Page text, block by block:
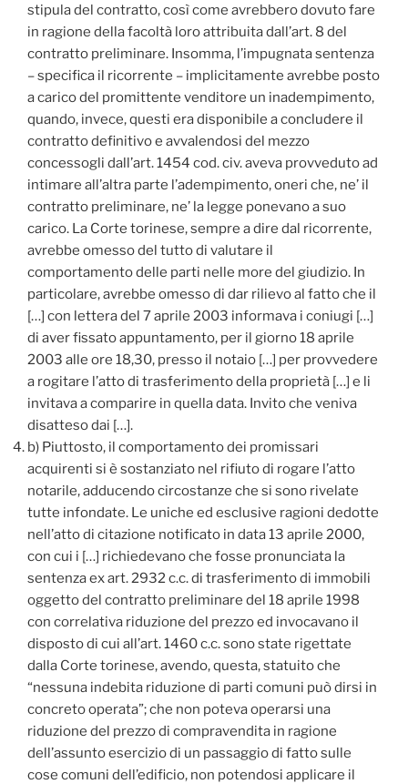
stipula del contratto, così come avrebbero dovuto fare
in ragione della facoltà loro attribuita dall’art. 8 del
contratto preliminare. Insomma, l’impugnata sentenza
– specifica il ricorrente – implicitamente avrebbe posto
a carico del promittente venditore un inadempimento,
quando, invece, questi era disponibile a concludere il
contratto definitivo e avvalendosi del mezzo
concessogli dall’art. 1454 cod. civ. aveva provveduto ad
intimare all’altra parte l’adempimento, oneri che, ne’ il
contratto preliminare, ne’ la legge ponevano a suo
carico. La Corte torinese, sempre a dire dal ricorrente,
avrebbe omesso del tutto di valutare il
comportamento delle parti nelle more del giudizio. In
particolare, avrebbe omesso di dar rilievo al fatto che il
[…] con lettera del 7 aprile 2003 informava i coniugi […]
di aver fissato appuntamento, per il giorno 18 aprile
2003 alle ore 18,30, presso il notaio […] per provvedere
a rogitare l’atto di trasferimento della proprietà […] e li
invitava a comparire in quella data. Invito che veniva
disatteso dai […].
b) Piuttosto, il comportamento dei promissari
acquirenti si è sostanziato nel rifiuto di rogare l’atto
notarile, adducendo circostanze che si sono rivelate
tutte infondate. Le uniche ed esclusive ragioni dedotte
nell’atto di citazione notificato in data 13 aprile 2000,
con cui i […] richiedevano che fosse pronunciata la
sentenza ex art. 2932 c.c. di trasferimento di immobili
oggetto del contratto preliminare del 18 aprile 1998
con correlativa riduzione del prezzo ed invocavano il
disposto di cui all’art. 1460 c.c. sono state rigettate
dalla Corte torinese, avendo, questa, statuito che
“nessuna indebita riduzione di parti comuni può dirsi in
concreto operata”; che non poteva operarsi una
riduzione del prezzo di compravendita in ragione
dell’assunto esercizio di un passaggio di fatto sulle
cose comuni dell’edificio, non potendosi applicare il